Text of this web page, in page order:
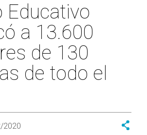
Educativo
a 13.600
de 130
de todo el
2020